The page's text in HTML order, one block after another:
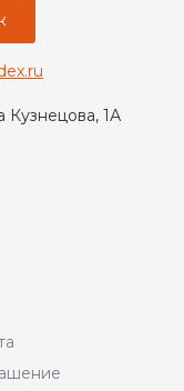
Кузнецова, 1А